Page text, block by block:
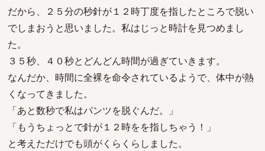
だから、２５分の秒針が１２時丁度を指したところで脱い
でしまおうと思いました。私はじっと時計を見つめまし
た。
３５秒、４０秒とどんどん時間が過ぎていきます。
なんだか、時間に全裸を命令されているようで、体中が熱
くなってきました。
「あと数秒で私はパンツを脱ぐんだ。」
「もうちょっとで針が１２時をを指しちゃう！」
と考えただけでも頭がくらくらしました。